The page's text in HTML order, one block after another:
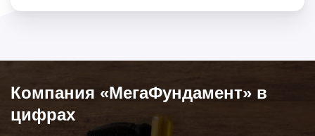
300/1500 6x8 68 000
300/1500 6x9 72 000
300/1500
Осуществляют блочный базис из жесткого
Специалисты компании выполнят расчет
приступят к работам. Глубина, ширина и высота
плит различается, есть большой выбор
размеров. Цена оправдает себя с течением
времени, так как постройка получается
Компания «МегаФундамент» в
цифрах